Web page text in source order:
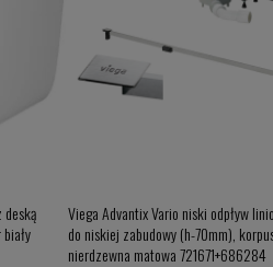
Viega Advantix Vario niski odpływ
do niskiej zabudowy (h-70mm),
nierdzewna matowa 721671+686284